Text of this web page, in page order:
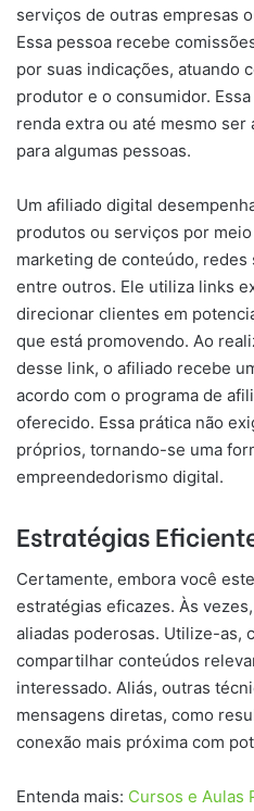
serviços de outras empresas
Essa pessoa recebe
por suas indicações, atuando
produtor e o consumidor.
renda extra ou até mesmo
para algumas pessoas.
Um afiliado digital
produtos ou serviços por
marketing de conteúdo,
entre outros. Ele utiliza links
direcionar clientes em
que está promovendo. Ao
desse link, o afiliado recebe
acordo com o programa de
oferecido. Essa prática não
próprios, tornando-se uma
empreendedorismo digital.
Estratégias
Certamente, embora você
estratégias eficazes. Às
aliadas poderosas. Utilize-as,
compartilhar conteúdos
interessado. Aliás, outras
mensagens diretas, como
conexão mais próxima com
Entenda mais: Cursos e Aulas